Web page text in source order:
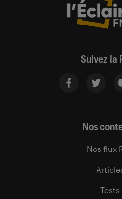
Suivez la
Nos
Nos flux
Tests